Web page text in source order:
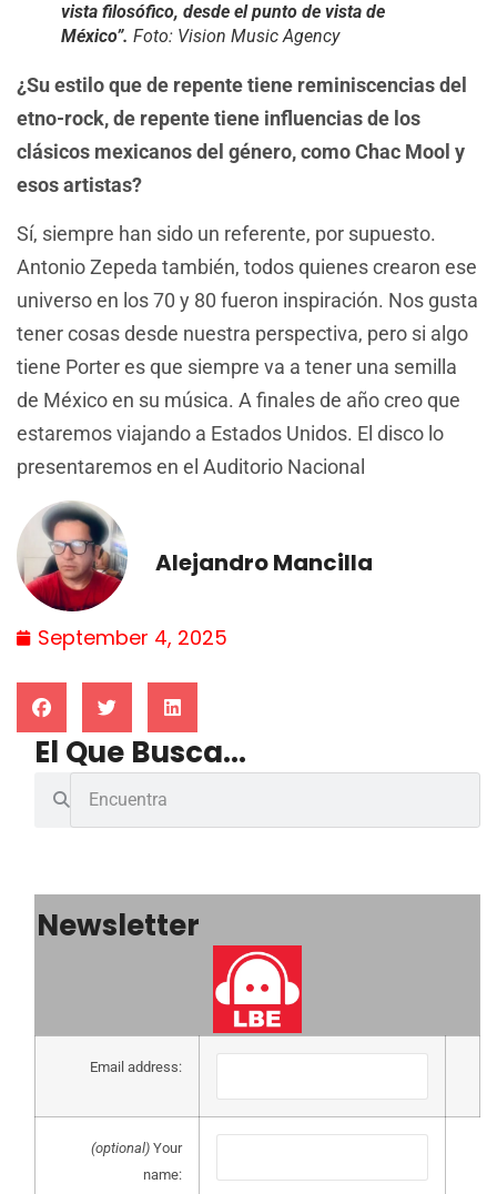
vista filosófico, desde el punto de vista de
México”. Foto: Vision Music Agency
¿Su estilo que de repente tiene reminiscencias del
etno-rock, de repente tiene influencias de los
clásicos mexicanos del género, como Chac Mool y
esos artistas?
Sí, siempre han sido un referente, por supuesto.
Antonio Zepeda también, todos quienes crearon ese
universo en los 70 y 80 fueron inspiración. Nos gusta
tener cosas desde nuestra perspectiva, pero si algo
tiene Porter es que siempre va a tener una semilla
de México en su música. A finales de año creo que
estaremos viajando a Estados Unidos. El disco lo
presentaremos en el Auditorio Nacional
Alejandro Mancilla
September 4, 2025
El Que Busca...
Newsletter
Email address:
(optional) Your
name: